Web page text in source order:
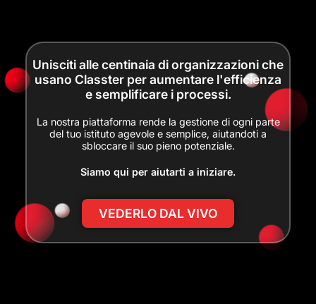
Unisciti alle centinaia di organizzazioni che
usano Classter per aumentare l'efficienza
e semplificare i processi.
La nostra piattaforma rende la gestione di ogni parte
del tuo istituto agevole e semplice, aiutandoti a
sbloccare il suo pieno potenziale.
Siamo qui per aiutarti a iniziare.
VEDERLO DAL VIVO